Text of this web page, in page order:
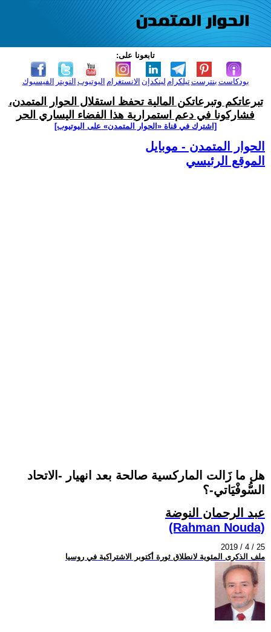
تابعونا على:
الفيسبوك التويتر اليوتيوب الانستغرام لينكدإن تيلكرامبنترست بودكاست
تبرعاتكم وتبرعاتكن المالية تحفظ استقلال الحوار المتمدن،
فشاركونا في دعم استمرارية هذا الفضاء اليساري الحر
[اشترك في قناة ‫«الحوار المتمدن» على اليوتيوب]
الحوار المتمدن - موبايل
الموقع الرئيسي
هل ما زَالت الماركسية صالحة بعد انهيار -الاتحاد
السُّوفْيَاتي-؟
عبد الرحمان النوضة
(Rahman Nouda)
2019 / 4 / 25
ملف الذكرى المئوية لانطلاق ثورة أكتوبر الاشتراكية في روسيا